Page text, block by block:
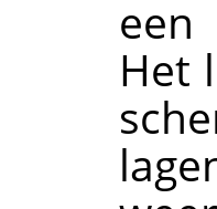
een
Het